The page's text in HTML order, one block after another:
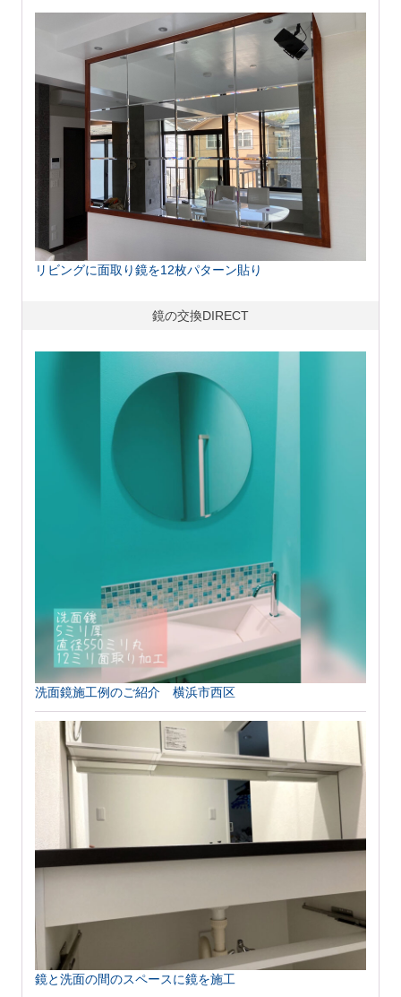
リビングに面取り鏡を12枚パターン貼り
鏡の交換DIRECT
洗面鏡施工例のご紹介 横浜市西区
鏡と洗面の間のスペースに鏡を施工